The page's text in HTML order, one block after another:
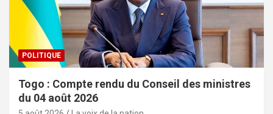
POLITIQUE
Togo : Compte rendu du Conseil des ministres
du 04 août 2026